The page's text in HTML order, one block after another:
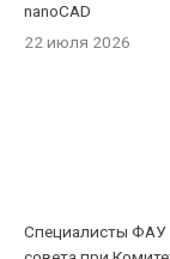
nanoCAD
22 июля 2026
Специалисты ФАУ